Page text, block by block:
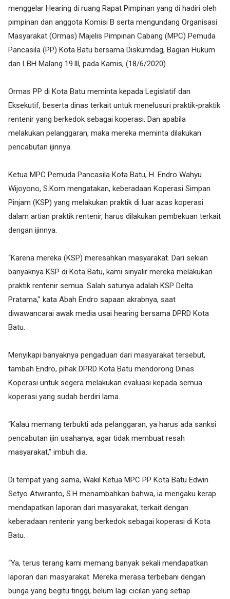
menggelar Hearing di ruang Rapat Pimpinan yang di hadiri oleh
pimpinan dan anggota Komisi B serta mengundang Organisasi
Masyarakat (Ormas) Majelis Pimpinan Cabang (MPC) Pemuda
Pancasila (PP) Kota Batu bersama Diskumdag, Bagian Hukum
dan LBH Malang 19.lll, pada Kamis, (18/6/2020).
Ormas PP di Kota Batu meminta kepada Legislatif dan
Eksekutif, beserta dinas terkait untuk menelusuri praktik-praktik
rentenir yang berkedok sebagai koperasi. Dan apabila
melakukan pelanggaran, maka mereka meminta dilakukan
pencabutan ijinnya.
Ketua MPC Pemuda Pancasila Kota Batu, H. Endro Wahyu
Wijoyono, S.Kom mengatakan, keberadaan Koperasi Simpan
Pinjam (KSP) yang melakukan praktik di luar azas koperasi
dalam artian praktik rentenir, harus dilakukan pembekuan terkait
dengan ijinnya.
“Karena mereka (KSP) meresahkan masyarakat. Dari sekian
banyaknya KSP di Kota Batu, kami sinyalir mereka melakukan
praktik rentenir semua. Salah satunya adalah KSP Delta
Pratama,” kata Abah Endro sapaan akrabnya, saat
diwawancarai awak media usai hearing bersama DPRD Kota
Batu.
Menyikapi banyaknya pengaduan dari masyarakat tersebut,
tambah Endro, pihak DPRD Kota Batu mendorong Dinas
Koperasi untuk segera melakukan evaluasi kepada semua
koperasi yang sudah berdiri lama.
“Kalau memang terbukti ada pelanggaran, ya harus ada sanksi
pencabutan ijin usahanya, agar tidak membuat resah
masyarakat,” imbuh dia.
Di tempat yang sama, Wakil Ketua MPC PP Kota Batu Edwin
Setyo Atwiranto, S.H menambahkan bahwa, ia mengaku kerap
mendapatkan laporan dari masyarakat, terkait dengan
keberadaan rentenir yang berkedok sebagai koperasi di Kota
Batu.
“Ya, terus terang kami memang banyak sekali mendapatkan
laporan dari masyarakat. Mereka merasa terbebani dengan
bunga yang begitu tinggi, belum lagi cicilan yang setiap